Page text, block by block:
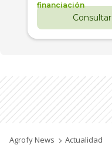
financiación
Consultar
Agrofy News Actualidad